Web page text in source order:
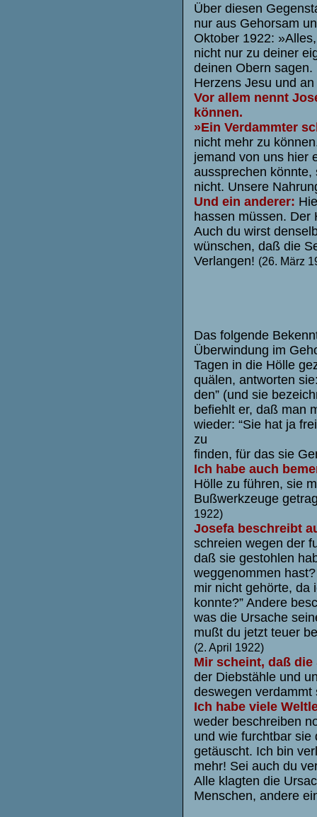
Über diesen
nur aus Gehorsam
Oktober 1922:
nicht nur zu deiner
deinen Obern
Herzens Jesu und
Vor allem nennt
können.
»Ein Verdammter
nicht mehr zu
jemand von uns hier
aussprechen könnte,
nicht. Unsere
Und ein anderer:
hassen müssen. Der
Auch du wirst
wünschen, daß die
Verlangen! (26. März
Das folgende
Überwindung im
Tagen in die Hölle
quälen, antworten
den” (und sie
befiehlt er, daß man
wieder: “Sie hat ja
zu
finden, für das sie
Ich habe auch
Hölle zu führen, sie
Bußwerkzeuge
1922)
Josefa beschreibt
schreien wegen der
daß sie gestohlen
weggenommen
mir nicht gehörte, da
konnte?” Andere
was die Ursache
mußt du jetzt teuer
(2. April 1922)
Mir scheint, daß die
der Diebstähle und
deswegen
Ich habe viele
weder beschreiben
und wie furchtbar sie
getäuscht. Ich bin
mehr! Sei auch du
Alle klagten die
Menschen, andere